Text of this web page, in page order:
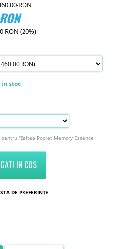
RON
RON
RON (20%)
in stoc
"Saltea Pocket Memory Essence
IN COS
DE PREFERINȚE